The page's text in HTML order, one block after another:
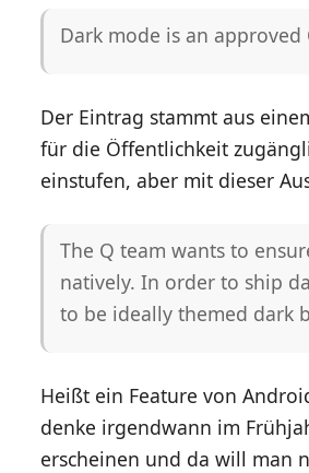
Dark mode is an approved
Der Eintrag stammt aus
für die Öffentlichkeit
einstufen, aber mit dieser
The Q team wants to
natively. In order to ship
to be ideally themed dark
Heißt ein Feature von
denke irgendwann im
erscheinen und da will man